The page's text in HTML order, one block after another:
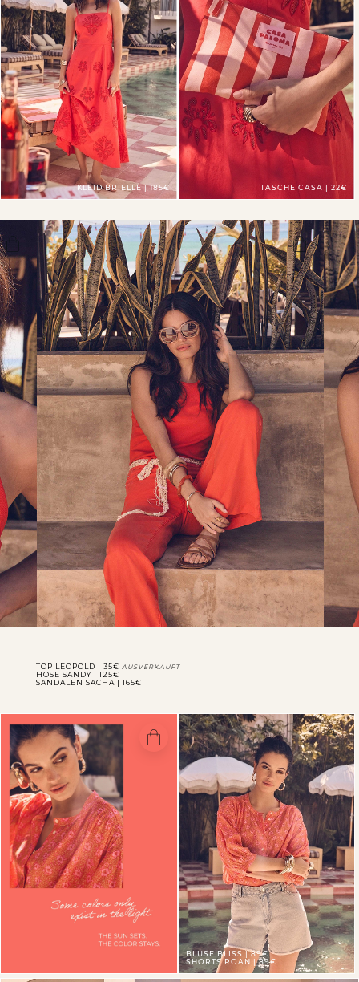
KLEID BRIELLE | 185€ TASCHE CASA | 22€
TOP LEOPOLD | 35€ AUSVERKAUFT
HOSE SANDY | 125€
SANDALEN SACHA | 165€
BLUSE BLISS | 89€
SHORTS ROAN | 89€